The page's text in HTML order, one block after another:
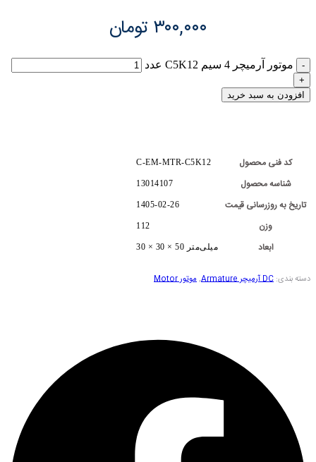
۳۰۰,۰۰۰ تومان
موتور آرمیچر 4 سیم C5K12 عدد
افزودن به سبد خرید
کد فنی محصول C-EM-MTR-C5K12
شناسه محصول 13014107
تاریخ به روزرسانی قیمت 1405-02-26
وزن 112
ابعاد 30 × 30 × 50 میلی‌متر
دسته بندی: DC آرمیچر Armature ,موتور Motor